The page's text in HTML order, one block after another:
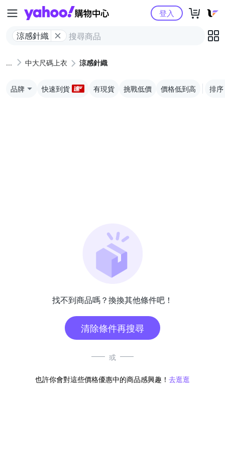
Yahoo購物中心
涼感針織
登入
中大尺碼上衣 涼感針織
品牌 快速到貨 有現貨 挑戰低價 價格低到高 排序
找不到商品嗎？換換其他條件吧！
清除條件再搜尋
或
也許你會對這些價格優惠中的商品感興趣！ 去逛逛